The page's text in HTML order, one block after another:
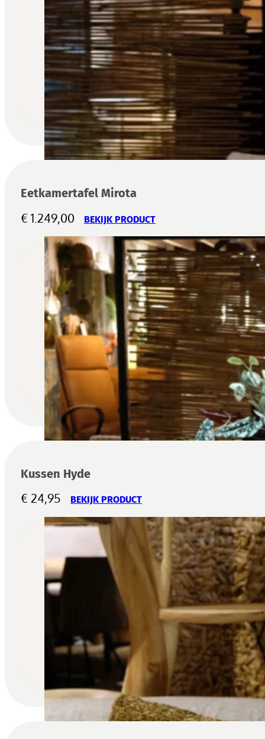
Eetkamertafel Mirota
€ 1.249,00 BEKIJK PRODUCT
Kussen Hyde
€ 24,95 BEKIJK PRODUCT